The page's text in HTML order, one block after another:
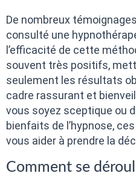
De nombreux
consulté une
l’efficacité de cette
souvent très positifs,
seulement les résultats
cadre rassurant et
vous soyez sceptique ou
bienfaits de l’hypnose,
vous aider à prendre la
Comment se